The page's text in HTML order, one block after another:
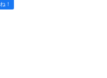
！